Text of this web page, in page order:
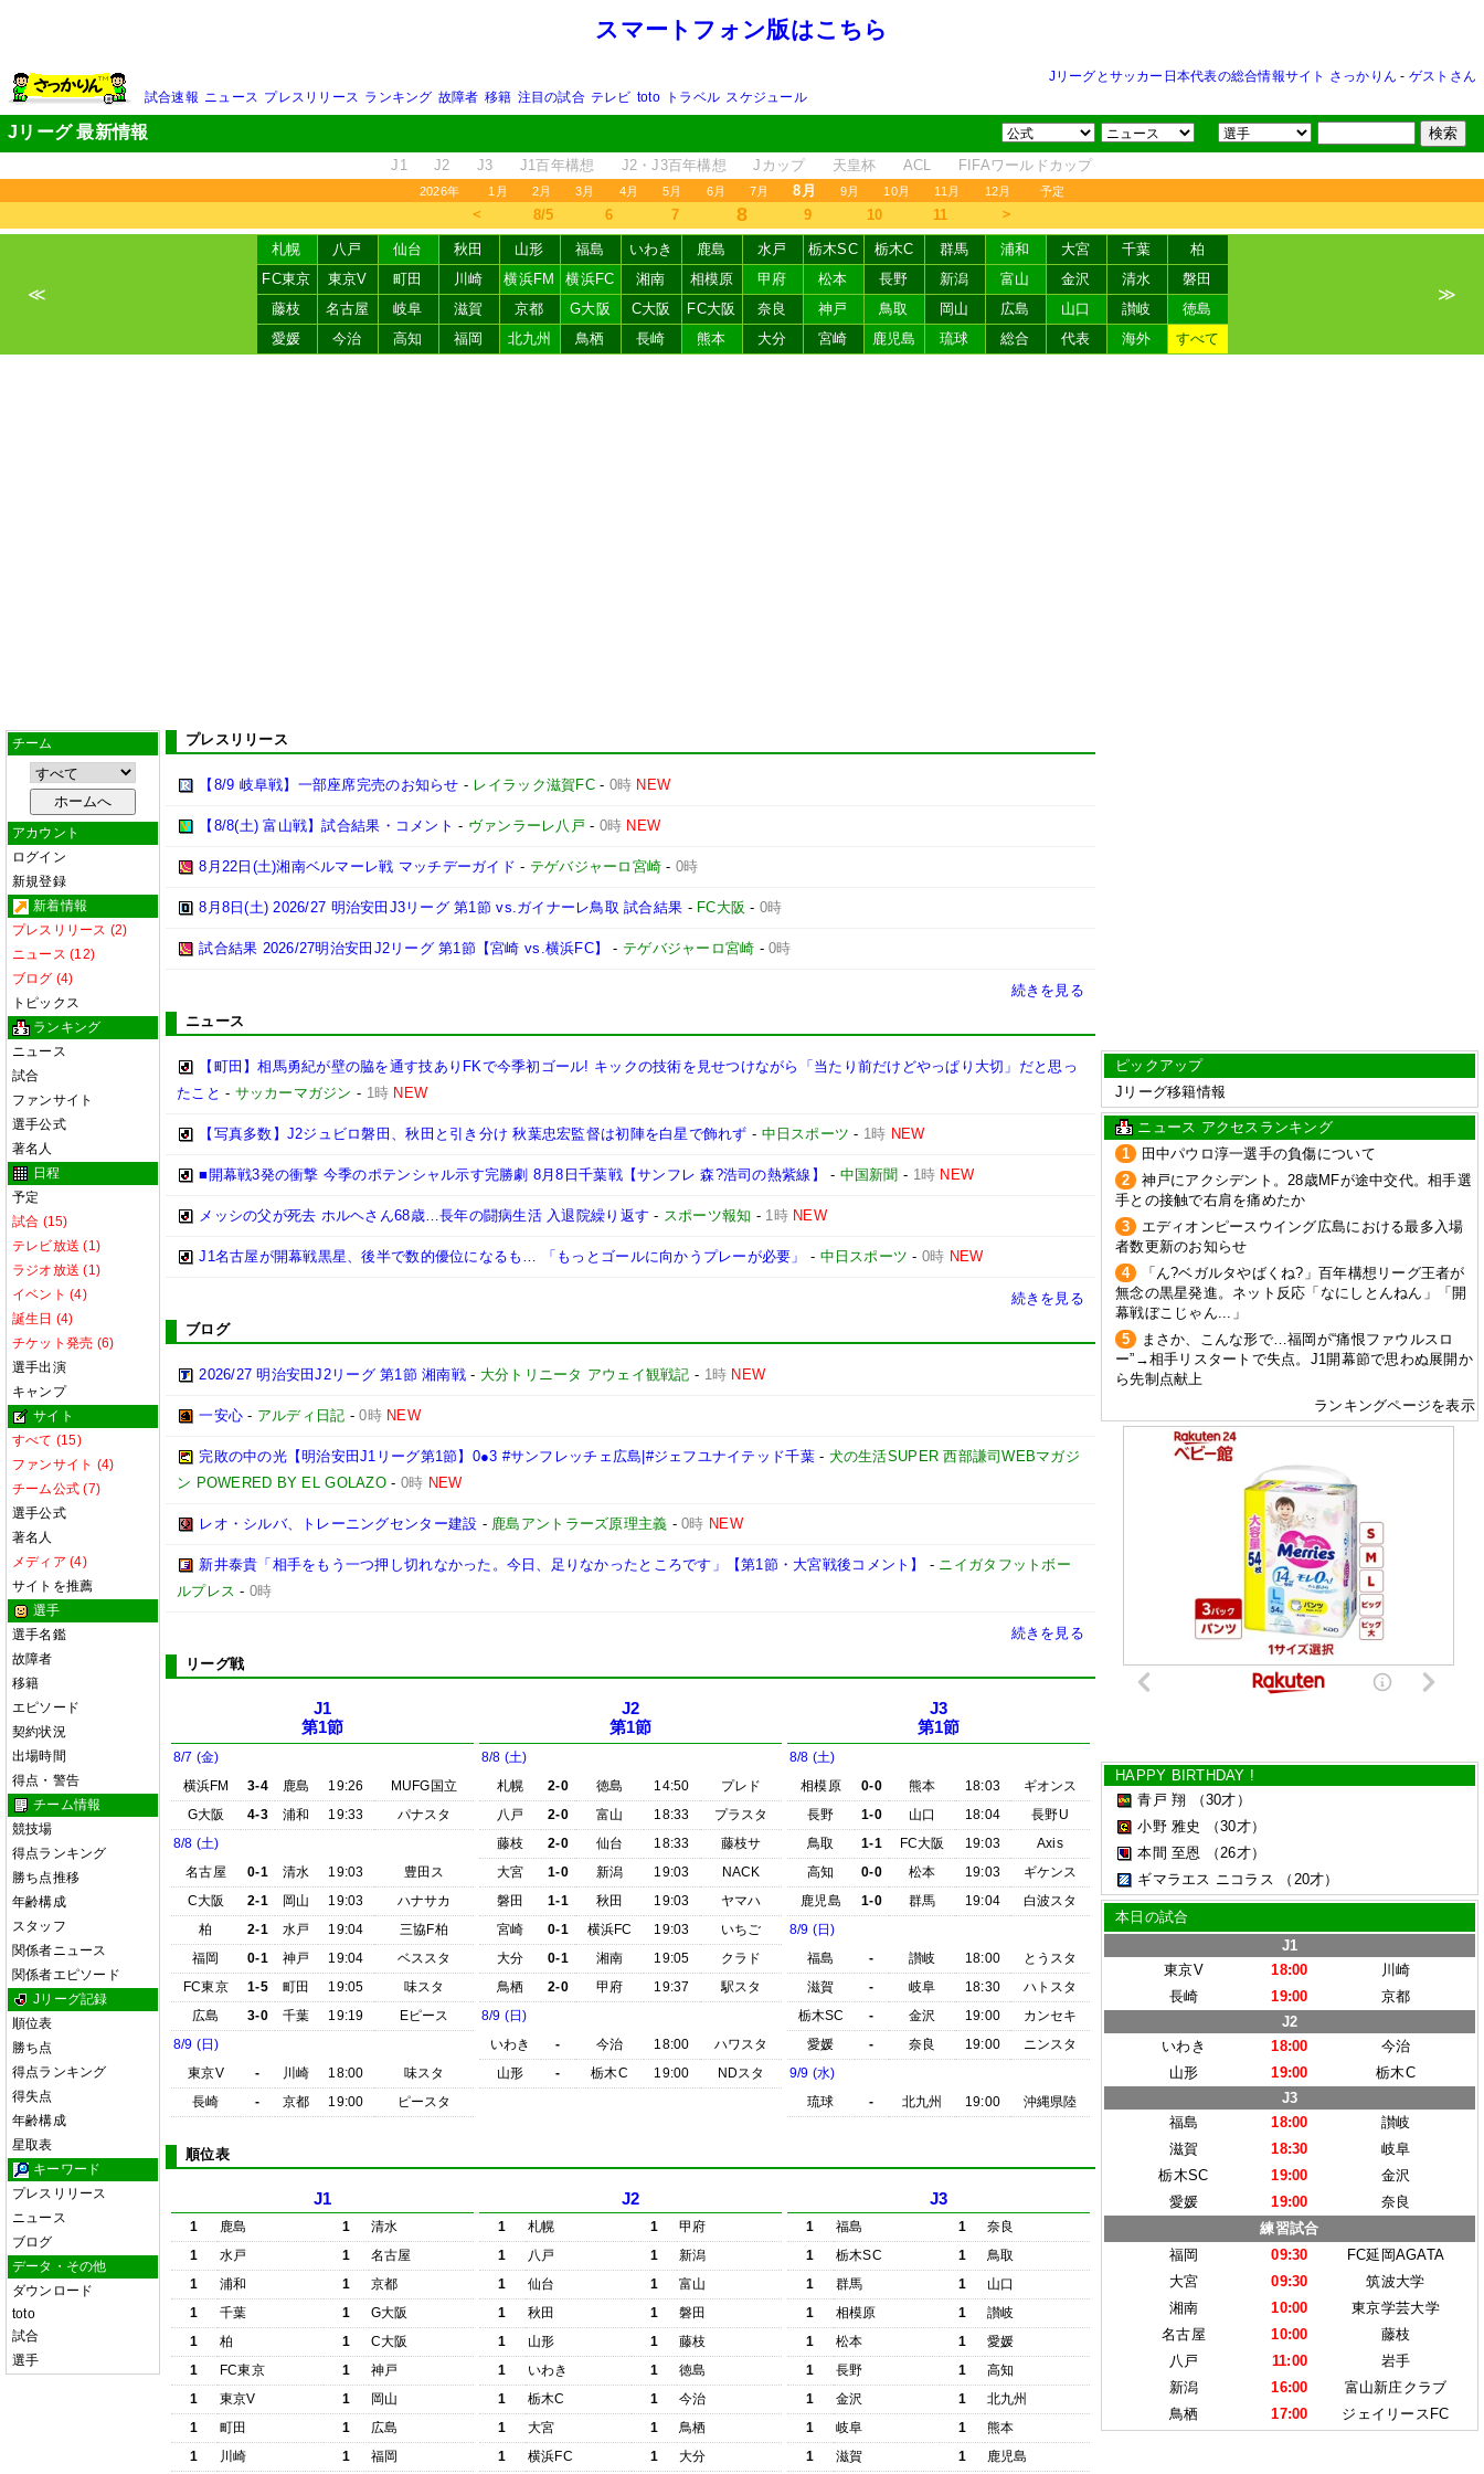
スマートフォン版はこちら
Jリーグとサッカー日本代表の総合情報サイト さっかりん - ゲストさん
試合速報 ニュース プレスリリース ランキング 故障者 移籍 注目の試合 テレビ toto トラベル スケジュール
Jリーグ 最新情報
J1 J2 J3 J1百年構想 J2・J3百年構想 Jカップ 天皇杯 ACL FIFAワールドカップ
2026年 1月 2月 3月 4月 5月 6月 7月 8月 9月 10月 11月 12月 予定
＜ 8/5 6 7 8 9 10 11 ＞
≪
札幌 八戸 仙台 秋田 山形 福島 いわき 鹿島 水戸 栃木SC 栃木C 群馬 浦和 大宮 千葉
柏
FC東京
東京V 町田 川崎 横浜FM 横浜FC 湘南 相模原 甲府 松本 長野 新潟 富山 金沢 清水
磐田
藤枝
名古屋 岐阜 滋賀 京都 G大阪 C大阪 FC大阪 奈良 神戸 鳥取 岡山 広島 山口 讃岐
徳島
愛媛
今治 高知 福岡 北九州 鳥栖 長崎 熊本 大分 宮崎 鹿児島 琉球 総合 代表 海外 すべて
≫
チーム
アカウント
ログイン
新規登録
新着情報
プレスリリース (2)
ニュース (12)
ブログ (4)
トピックス
ランキング
ニュース
試合
ファンサイト
選手公式
著名人
日程
予定
試合 (15)
テレビ放送 (1)
ラジオ放送 (1)
イベント (4)
誕生日 (4)
チケット発売 (6)
選手出演
キャンプ
サイト
すべて (15)
ファンサイト (4)
チーム公式 (7)
選手公式
著名人
メディア (4)
サイトを推薦
選手
選手名鑑
故障者
移籍
エピソード
契約状況
出場時間
得点・警告
チーム情報
競技場
得点ランキング
勝ち点推移
年齢構成
スタッフ
関係者ニュース
関係者エピソード
Jリーグ記録
順位表
勝ち点
得点ランキング
得失点
年齢構成
星取表
キーワード
プレスリリース
ニュース
ブログ
データ・その他
ダウンロード
toto
試合
選手
プレスリリース
【8/9 岐阜戦】一部座席完売のお知らせ - レイラック滋賀FC- 0時 NEW
【8/8(土) 富山戦】試合結果・コメント - ヴァンラーレ八戸 - 0時 NEW
8月22日(土)湘南ベルマーレ戦 マッチデーガイド - テゲバジャーロ宮崎 - 0時
8月8日(土) 2026/27 明治安田J3リーグ 第1節 vs.ガイナーレ鳥取 試合結果 - FC大阪 - 0時
試合結果 2026/27明治安田J2リーグ 第1節【宮崎 vs.横浜FC】 - テゲバジャーロ宮崎 -0時
続きを見る
ニュース
【町田】相馬勇紀が壁の脇を通す技ありFKで今季初ゴール! キックの技術を見せつけながら「当たり前だけどやっぱり大切」だと思っ
たこと - サッカーマガジン - 1時 NEW
【写真多数】J2ジュビロ磐田、秋田と引き分け 秋葉忠宏監督は初陣を白星で飾れず - 中日スポーツ - 1時 NEW
■開幕戦3発の衝撃 今季のポテンシャル示す完勝劇 8月8日千葉戦【サンフレ 森?浩司の熱紫線】 - 中国新聞 - 1時 NEW
メッシの父が死去 ホルヘさん68歳…長年の闘病生活 入退院繰り返す - スポーツ報知 - 1時 NEW
J1名古屋が開幕戦黒星、後半で数的優位になるも… 「もっとゴールに向かうプレーが必要」 - 中日スポーツ - 0時 NEW
続きを見る
ブログ
2026/27 明治安田J2リーグ 第1節 湘南戦- 大分トリニータ アウェイ観戦記 - 1時 NEW
一安心 - アルディ日記 -0時 NEW
完敗の中の光【明治安田J1リーグ第1節】0●3 #サンフレッチェ広島|#ジェフユナイテッド千葉- 犬の生活SUPER 西部謙司WEBマガジ
ン POWERED BY EL GOLAZO- 0時 NEW
レオ・シルバ、トレーニングセンター建設 - 鹿島アントラーズ原理主義 -0時 NEW
新井泰貴「相手をもう一つ押し切れなかった。今日、足りなかったところです」【第1節・大宮戦後コメント】 - ニイガタフットボー
ルプレス - 0時
続きを見る
リーグ戦
J1
第1節
8/7 (金)
横浜FM
3-4 鹿島 19:26
MUFG国立
G大阪
4-3 浦和 19:33
パナスタ
8/8 (土)
名古屋
0-1 清水 19:03
豊田ス
C大阪
2-1 岡山 19:03
ハナサカ
柏
2-1 水戸 19:04
三協F柏
福岡
0-1 神戸 19:04
ベススタ
FC東京
1-5 町田 19:05
味スタ
広島
3-0 千葉 19:19
Eピース
8/9 (日)
東京V
- 川崎 18:00
味スタ
長崎
- 京都 19:00 ピースタ
J2
第1節
8/8 (土)
札幌
2-0 徳島 14:50
プレド
八戸
2-0 富山 18:33
プラスタ
藤枝
2-0 仙台 18:33
藤枝サ
大宮
1-0 新潟 19:03
NACK
磐田
1-1 秋田 19:03
ヤマハ
宮崎
0-1 横浜FC 19:03
いちご
大分
0-1 湘南 19:05
クラド
鳥栖
2-0 甲府 19:37
駅スタ
8/9 (日)
いわき
- 今治 18:00
ハワスタ
山形
- 栃木C 19:00 NDスタ
J3
第1節
8/8 (土)
相模原
0-0 熊本 18:03
ギオンス
長野
1-0 山口 18:04
長野U
鳥取
1-1 FC大阪 19:03
Axis
高知
0-0 松本 19:03
ギケンス
鹿児島
1-0 群馬 19:04
白波スタ
8/9 (日)
福島
- 讃岐 18:00
とうスタ
滋賀
- 岐阜 18:30
ハトスタ
栃木SC
- 金沢 19:00
カンセキ
愛媛
- 奈良 19:00
ニンスタ
9/9 (水)
琉球
- 北九州 19:00 沖縄県陸
順位表
J1
1 鹿島 1
清水
1
水戸 1
名古屋
1
浦和 1
京都
1
千葉 1
G大阪
1
柏 1
C大阪
1
FC東京 1
神戸
1
東京V 1
岡山
1
町田 1
広島
1
川崎 1 福岡
J2
1 札幌 1
甲府
1
八戸 1
新潟
1
仙台 1
富山
1
秋田 1
磐田
1
山形 1
藤枝
1
いわき 1
徳島
1
栃木C 1
今治
1
大宮 1
鳥栖
1
横浜FC 1 大分
J3
1 福島 1
奈良
1
栃木SC 1
鳥取
1
群馬 1
山口
1
相模原 1
讃岐
1
松本 1
愛媛
1
長野 1
高知
1
金沢 1
北九州
1
岐阜 1
熊本
1
滋賀 1 鹿児島
ピックアップ
Jリーグ移籍情報
ニュース アクセスランキング
1
田中パウロ淳一選手の負傷について
2
神戸にアクシデント。28歳MFが途中交代。相手選
手との接触で右肩を痛めたか
3
エディオンピースウイング広島における最多入場
者数更新のお知らせ
4
「ん?ベガルタやばくね?」百年構想リーグ王者が
無念の黒星発進。ネット反応「なにしとんねん」「開
幕戦ぼこじゃん...」
5
まさか、こんな形で…福岡が“痛恨ファウルスロ
ー”→相手リスタートで失点。J1開幕節で思わぬ展開か
ら先制点献上
ランキングページを表示
HAPPY BIRTHDAY !
青戸 翔
（30才）
小野 雅史
（30才）
本間 至恩
（26才）
ギマラエス ニコラス
（20才）
本日の試合
J1
東京V
18:00
川崎
長崎
19:00
京都
J2
いわき
18:00
今治
山形
19:00
栃木C
J3
福島
18:00
讃岐
滋賀
18:30
岐阜
栃木SC
19:00
金沢
愛媛
19:00
奈良
練習試合
福岡
09:30
FC延岡AGATA
大宮
09:30
筑波大学
湘南
10:00
東京学芸大学
名古屋
10:00
藤枝
八戸
11:00
岩手
新潟
16:00
富山新庄クラブ
鳥栖
17:00 ジェイリースFC